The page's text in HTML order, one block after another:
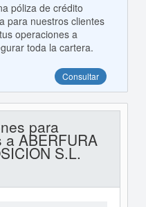
póliza de crédito
para nuestros clientes
operaciones a
toda la cartera.
Consultar
para
ABERFURA
S.L.